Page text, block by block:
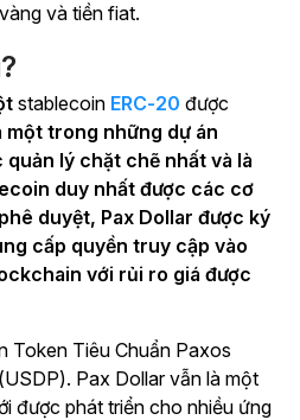
và tiền fiat.
stablecoin ERC-20 được
một trong những dự án
lý chặt chẽ nhất và là
duy nhất được các cơ
duyệt, Pax Dollar được ký
cấp quyền truy cập vào
với rủi ro giá được
Token Tiêu Chuẩn Paxos
Pax Dollar vẫn là một
được phát triển cho nhiều ứng